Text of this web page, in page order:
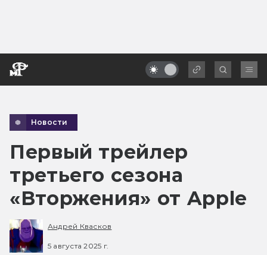
Новости
Первый трейлер
третьего сезона
«Вторжения» от Apple
Андрей Квасков
5 августа 2025 г.